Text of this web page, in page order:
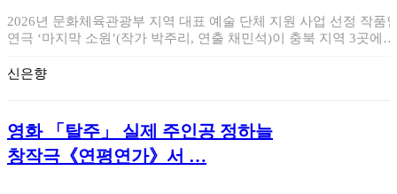
2026년 문화체육관광부 지역 대표 예술 단체 지원 사업 선정 작품
연극 ‘마지막 소원’(작가 박주리, 연출 채민석)이 충북 지역 3곳에서
신은향
영화 「탈주」 실제 주인공 정하늘
창작극《연평연가》서 …